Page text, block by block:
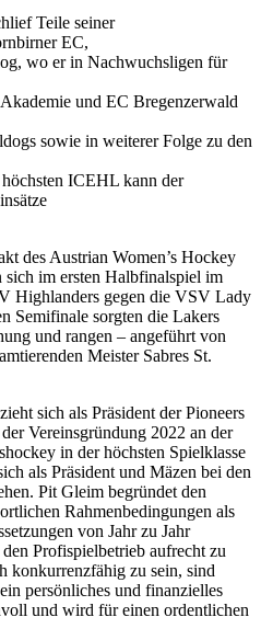
Teile seiner
EC,
wo er in Nachwuchsligen für
und EC Bregenzerwald
sowie in weiterer Folge zu den
ICEHL kann der
des Austrian Women’s Hockey
im ersten Halbfinalspiel im
Highlanders gegen die VSV Lady
Semifinale sorgten die Lakers
und rangen – angeführt von
Meister Sabres St.
sich als Präsident der Pioneers
Vereinsgründung 2022 an der
in der höchsten Spielklasse
als Präsident und Mäzen bei den
Pit Gleim begründet den
Rahmenbedingungen als
von Jahr zu Jahr
Profispielbetrieb aufrecht zu
konkurrenzfähig zu sein, sind
persönliches und finanzielles
und wird für einen ordentlichen